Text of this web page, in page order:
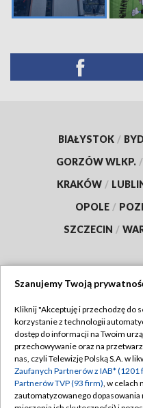
BIAŁYSTOK /
GORZÓW WLKP. /
KRAKÓW /
OPOLE /
SZCZECIN /
Abonament TVP
Emisja w TVP
Centrum informacji TVP
Szanujemy Twoją
Kliknij "Akceptuję i przechodzę do
korzystanie z technologii
dostęp do informacji na Twoim
przechowywanie oraz na
nas, czyli Telewizję Polską S.A. w
Zaufanych Partnerów z IAB* (1201
Partnerów TVP (93 firm), w celach
zautomatyzowanego